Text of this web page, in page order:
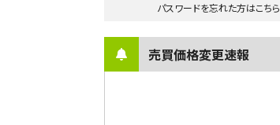
パスワードを忘れた方はこちら
売買価格変更速報